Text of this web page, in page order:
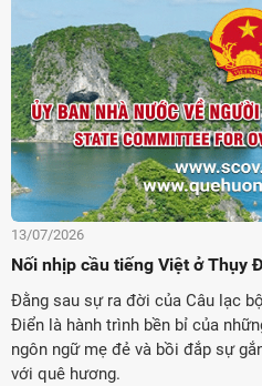
13/07/2026
Nối nhịp cầu tiếng Việt ở Thụy
Đằng sau sự ra đời của Câu lạc
Điển là hành trình bền bỉ của
ngôn ngữ mẹ đẻ và bồi đắp sự
với quê hương.